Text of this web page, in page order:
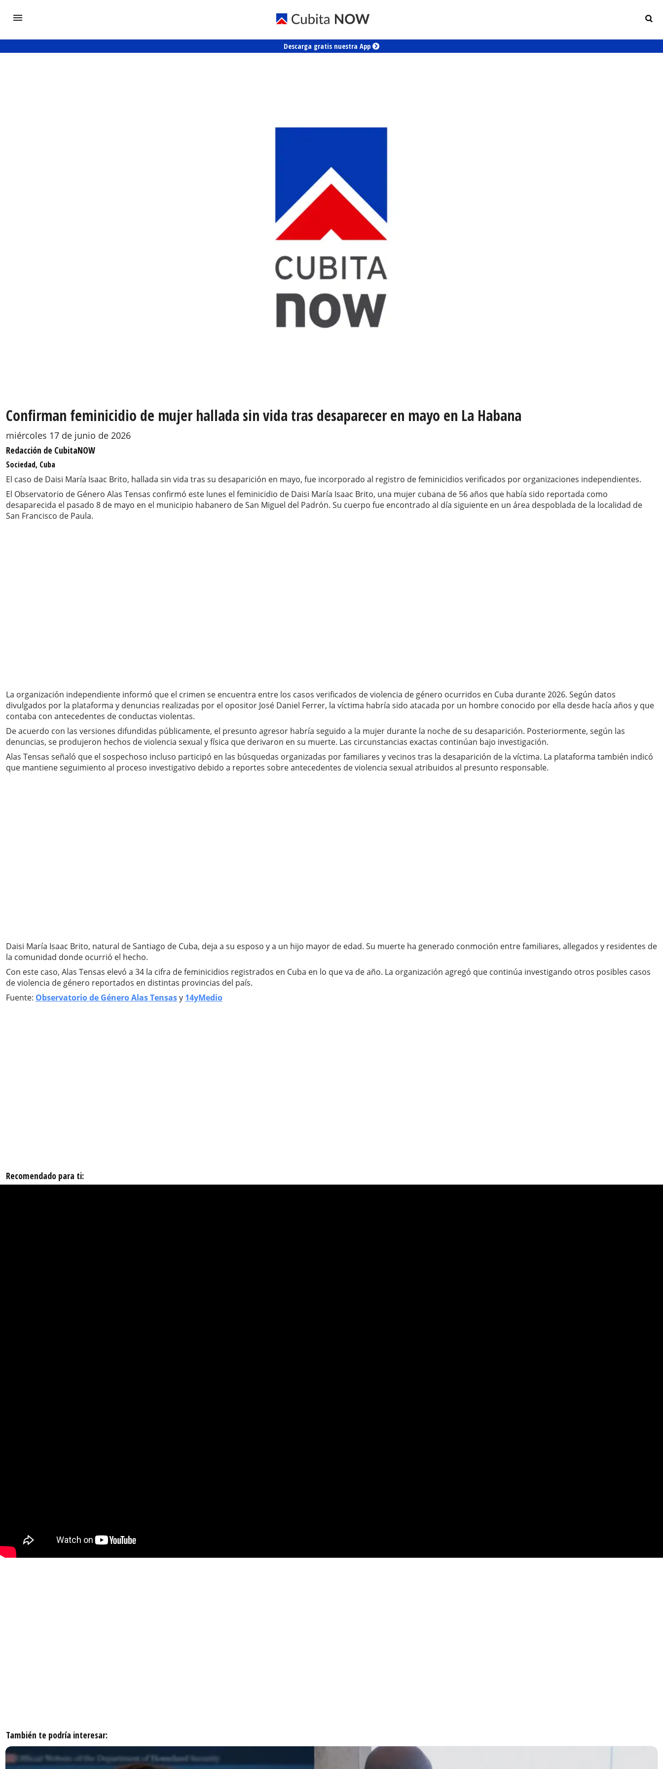
Descarga gratis nuestra App
Confirman feminicidio de mujer hallada sin vida tras desaparecer en mayo en La Habana
miércoles 17 de junio de 2026
Redacción de CubitaNOW
Sociedad, Cuba
El caso de Daisi María Isaac Brito, hallada sin vida tras su desaparición en mayo, fue incorporado al registro de feminicidios verificados por organizaciones independientes.
El Observatorio de Género Alas Tensas confirmó este lunes el feminicidio de Daisi María Isaac Brito, una mujer cubana de 56 años que había sido reportada como
desaparecida el pasado 8 de mayo en el municipio habanero de San Miguel del Padrón. Su cuerpo fue encontrado al día siguiente en un área despoblada de la localidad de
San Francisco de Paula.
La organización independiente informó que el crimen se encuentra entre los casos verificados de violencia de género ocurridos en Cuba durante 2026. Según datos
divulgados por la plataforma y denuncias realizadas por el opositor José Daniel Ferrer, la víctima habría sido atacada por un hombre conocido por ella desde hacía años y que
contaba con antecedentes de conductas violentas.
De acuerdo con las versiones difundidas públicamente, el presunto agresor habría seguido a la mujer durante la noche de su desaparición. Posteriormente, según las
denuncias, se produjeron hechos de violencia sexual y física que derivaron en su muerte. Las circunstancias exactas continúan bajo investigación.
Alas Tensas señaló que el sospechoso incluso participó en las búsquedas organizadas por familiares y vecinos tras la desaparición de la víctima. La plataforma también indicó
que mantiene seguimiento al proceso investigativo debido a reportes sobre antecedentes de violencia sexual atribuidos al presunto responsable.
Daisi María Isaac Brito, natural de Santiago de Cuba, deja a su esposo y a un hijo mayor de edad. Su muerte ha generado conmoción entre familiares, allegados y residentes de
la comunidad donde ocurrió el hecho.
Con este caso, Alas Tensas elevó a 34 la cifra de feminicidios registrados en Cuba en lo que va de año. La organización agregó que continúa investigando otros posibles casos
de violencia de género reportados en distintas provincias del país.
Fuente: Observatorio de Género Alas Tensasy 14yMedio
Recomendado para ti:
También te podría interesar: